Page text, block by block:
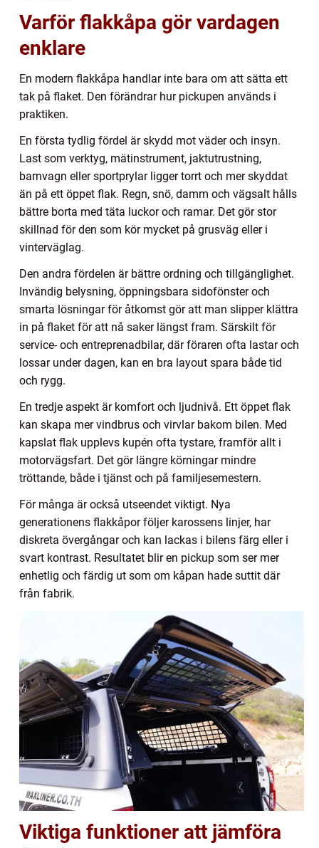
Varför flakkåpa gör vardagen
enklare
En modern flakkåpa handlar inte bara om att sätta ett
tak på flaket. Den förändrar hur pickupen används i
praktiken.
En första tydlig fördel är skydd mot väder och insyn.
Last som verktyg, mätinstrument, jaktutrustning,
barnvagn eller sportprylar ligger torrt och mer skyddat
än på ett öppet flak. Regn, snö, damm och vägsalt hålls
bättre borta med täta luckor och ramar. Det gör stor
skillnad för den som kör mycket på grusväg eller i
vinterväglag.
Den andra fördelen är bättre ordning och tillgänglighet.
Invändig belysning, öppningsbara sidofönster och
smarta lösningar för åtkomst gör att man slipper klättra
in på flaket för att nå saker längst fram. Särskilt för
service- och entreprenadbilar, där föraren ofta lastar och
lossar under dagen, kan en bra layout spara både tid
och rygg.
En tredje aspekt är komfort och ljudnivå. Ett öppet flak
kan skapa mer vindbrus och virvlar bakom bilen. Med
kapslat flak upplevs kupén ofta tystare, framför allt i
motorvägsfart. Det gör längre körningar mindre
tröttande, både i tjänst och på familjesemestern.
För många är också utseendet viktigt. Nya
generationens flakkåpor följer karossens linjer, har
diskreta övergångar och kan lackas i bilens färg eller i
svart kontrast. Resultatet blir en pickup som ser mer
enhetlig och färdig ut som om kåpan hade suttit där
från fabrik.
Viktiga funktioner att jämföra